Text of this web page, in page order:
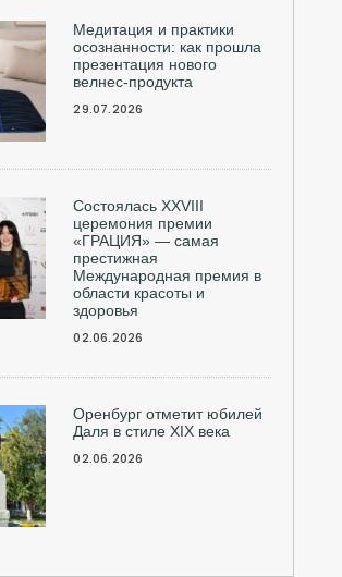
Медитация и практики
осознанности: как прошла
презентация нового
велнес-продукта
29.07.2026
Состоялась ХXVIII
церемония премии
«ГРАЦИЯ» — самая
престижная
Международная премия в
области красоты и
здоровья
02.06.2026
Оренбург отметит юбилей
Даля в стиле XIX века
02.06.2026